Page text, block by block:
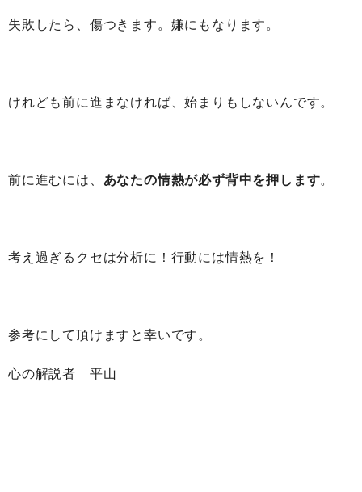
失敗したら、傷つきます。嫌にもなります。
けれども前に進まなければ、始まりもしないんです。
前に進むには、 あなたの情熱が必ず背中を押します。
考え過ぎるクセは分析に！行動には情熱を！
参考にして頂けますと幸いです。
心の解説者 平山